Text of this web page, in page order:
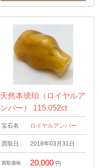
天然本琥珀（ロイヤルア
ンバー） 115.052ct
宝石名 ロイヤルアンバー
買取日 2018年03月31日
買取価格 20,000 円